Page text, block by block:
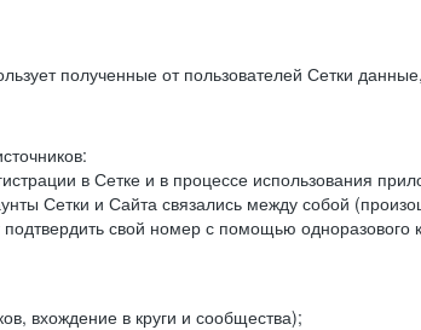
полученные от пользователей Сетки
в Сетке и в процессе использования
Сетки и Сайта связались между собой
свой номер с помощью одноразового
вхождение в круги и сообщества);